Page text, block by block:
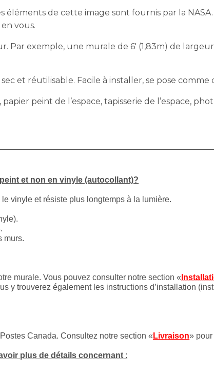
éléments de cette image sont fournis par la
vous.
Par exemple, une murale de 6′ (1,83m) de
et réutilisable. Facile à installer, se pose comme
peint de l’espace, tapisserie de l’espace,
et non en vinyle (autocollant)?
vinyle et résiste plus longtemps à la lumière.
murs.
murale. Vous pouvez consulter notre section «
y trouverez également les instructions d’installation
Canada. Consultez notre section « Livraison»
plus de détails concernant :